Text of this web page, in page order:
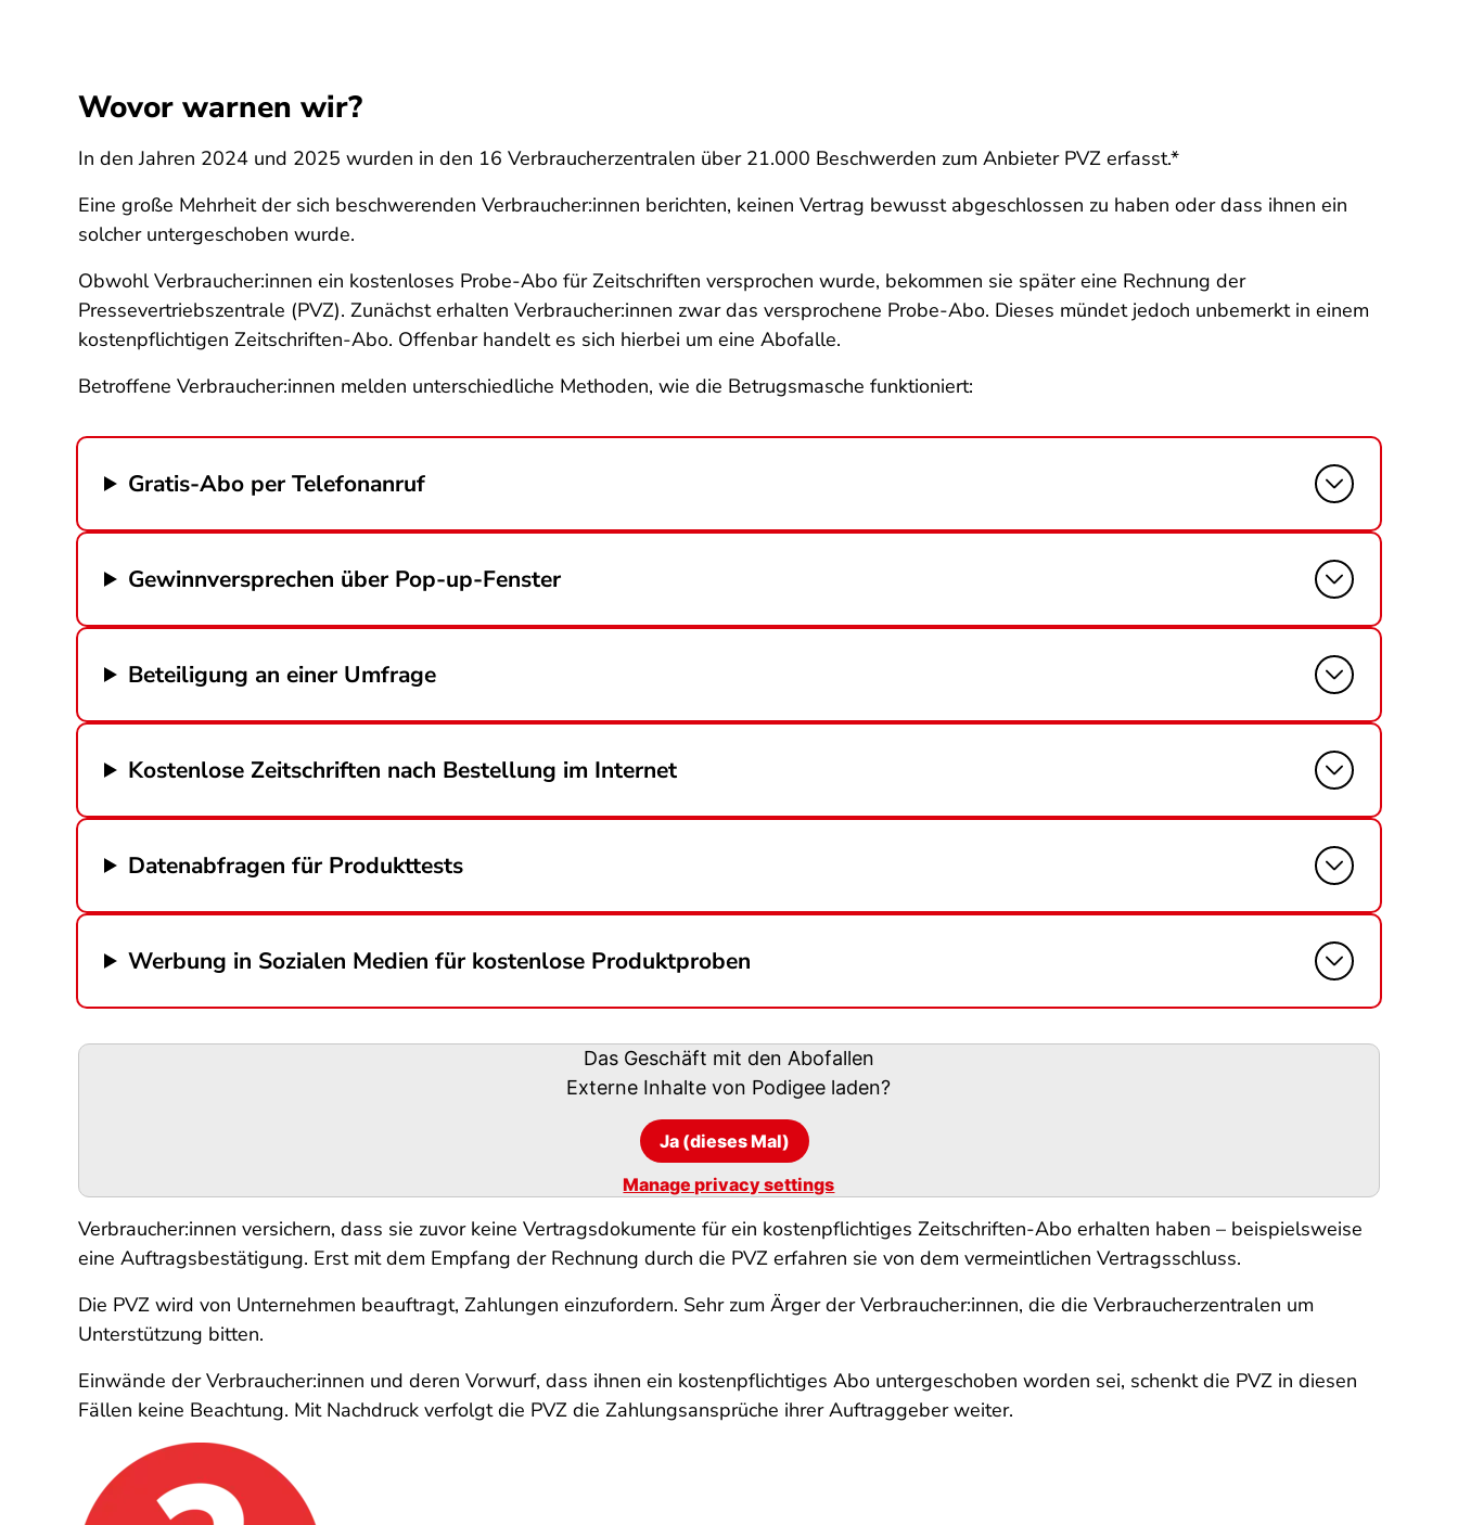
Wovor warnen wir?
In den Jahren 2024 und 2025 wurden in den 16 Verbraucherzentralen über 21.000 Beschwerden zum Anbieter PVZ erfasst.*
Eine große Mehrheit der sich beschwerenden Verbraucher:innen berichten, keinen Vertrag bewusst abgeschlossen zu haben oder dass ihnen ein
solcher untergeschoben wurde.
Obwohl Verbraucher:innen ein kostenloses Probe-Abo für Zeitschriften versprochen wurde, bekommen sie später eine Rechnung der
Pressevertriebszentrale (PVZ). Zunächst erhalten Verbraucher:innen zwar das versprochene Probe-Abo. Dieses mündet jedoch unbemerkt in einem
kostenpflichtigen Zeitschriften-Abo. Offenbar handelt es sich hierbei um eine Abofalle.
Betroffene Verbraucher:innen melden unterschiedliche Methoden, wie die Betrugsmasche funktioniert:
Gratis-Abo per Telefonanruf
Gewinnversprechen über Pop-up-Fenster
Beteiligung an einer Umfrage
Kostenlose Zeitschriften nach Bestellung im Internet
Datenabfragen für Produkttests
Werbung in Sozialen Medien für kostenlose Produktproben
Podigee-
Das Geschäft mit den Abofallen
Externe Inhalte von Podigee laden?
Ja (dieses Mal)
Manage privacy settings
Verbraucher:innen versichern, dass sie zuvor keine Vertragsdokumente für ein kostenpflichtiges Zeitschriften-Abo erhalten haben – beispielsweise
eine Auftragsbestätigung. Erst mit dem Empfang der Rechnung durch die PVZ erfahren sie von dem vermeintlichen Vertragsschluss.
Die PVZ wird von Unternehmen beauftragt, Zahlungen einzufordern. Sehr zum Ärger der Verbraucher:innen, die die Verbraucherzentralen um
Unterstützung bitten.
Einwände der Verbraucher:innen und deren Vorwurf, dass ihnen ein kostenpflichtiges Abo untergeschoben worden sei, schenkt die PVZ in diesen
Fällen keine Beachtung. Mit Nachdruck verfolgt die PVZ die Zahlungsansprüche ihrer Auftraggeber weiter.